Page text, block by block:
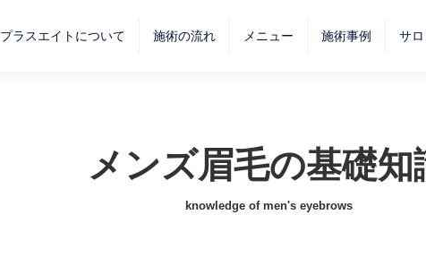
プラスエイトについて 施術の流れ メニュー 施術事例 サ
メンズ眉毛の基礎知
knowledge of men's eyebrows